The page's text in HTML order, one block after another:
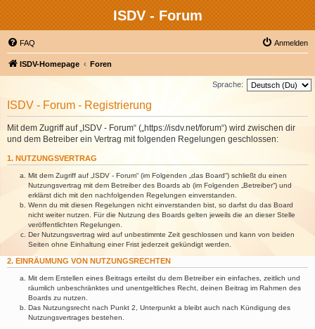
ISDV - Forum
FAQ Anmelden
ISDV-Homepage Foren
Sprache:
ISDV - Forum - Registrierung
Mit dem Zugriff auf „ISDV - Forum“ („https://isdv.net/forum“) wird zwischen dir
und dem Betreiber ein Vertrag mit folgenden Regelungen geschlossen:
1. NUTZUNGSVERTRAG
Mit dem Zugriff auf „ISDV - Forum“ (im Folgenden „das Board“) schließt du einen
Nutzungsvertrag mit dem Betreiber des Boards ab (im Folgenden „Betreiber“) und
erklärst dich mit den nachfolgenden Regelungen einverstanden.
Wenn du mit diesen Regelungen nicht einverstanden bist, so darfst du das Board
nicht weiter nutzen. Für die Nutzung des Boards gelten jeweils die an dieser Stelle
veröffentlichten Regelungen.
Der Nutzungsvertrag wird auf unbestimmte Zeit geschlossen und kann von beiden
Seiten ohne Einhaltung einer Frist jederzeit gekündigt werden.
2. EINRÄUMUNG VON NUTZUNGSRECHTEN
Mit dem Erstellen eines Beitrags erteilst du dem Betreiber ein einfaches, zeitlich und
räumlich unbeschränktes und unentgeltliches Recht, deinen Beitrag im Rahmen des
Boards zu nutzen.
Das Nutzungsrecht nach Punkt 2, Unterpunkt a bleibt auch nach Kündigung des
Nutzungsvertrages bestehen.